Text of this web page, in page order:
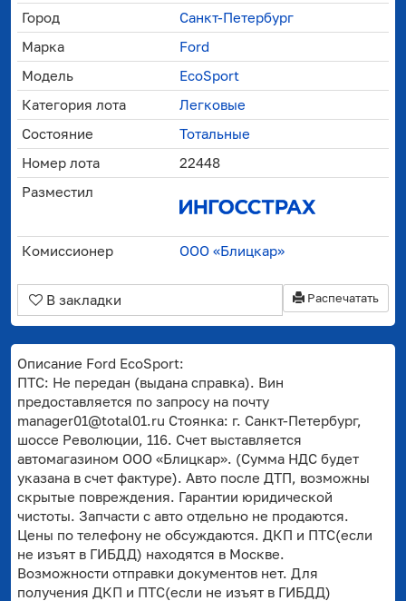
Город
Санкт-Петербург
Марка
Ford
Модель
EcoSport
Категория лота
Легковые
Состояние
Тотальные
Номер лота
22448
Разместил
Комиссионер ООО «Блицкар»
Распечатать
В закладки
Описание Ford EcoSport:
ПТС: Не передан (выдана справка). Вин
предоставляется по запросу на почту
manager01@total01.ru Стоянка: г. Санкт-Петербург,
шоссе Революции, 116. Счет выставляется
автомагазином ООО «Блицкар». (Сумма НДС будет
указана в счет фактуре). Авто после ДТП, возможны
скрытые повреждения. Гарантии юридической
чистоты. Запчасти с авто отдельно не продаются.
Цены по телефону не обсуждаются. ДКП и ПТС(если
не изъят в ГИБДД) находятся в Москве.
Возможности отправки документов нет. Для
получения ДКП и ПТС(если не изъят в ГИБДД)